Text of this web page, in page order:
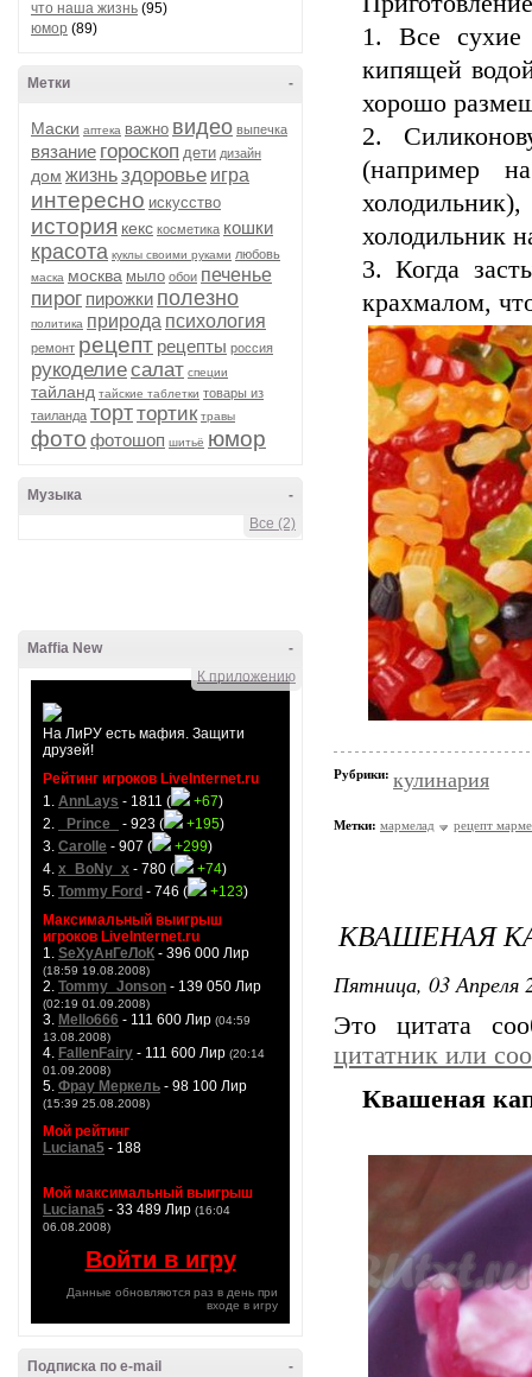
что наша жизнь (95)
юмор (89)
-
Метки
Маски аптека важно видео выпечка
вязание гороскоп дети дизайн
дом жизньздоровье игра
интересно искусство
история кекс косметика кошки
красота куклы своими руками любовь
маска москва мыло обои печенье
пирог пирожки полезно
политика природа психология
ремонт рецепт рецепты россия
рукоделиесалат специи
тайланд тайские таблетки товары из
таиланда торттортик травы
фото фотошоп шитьё юмор
-
Музыка
Все (2)
-
Maffia New
К приложению
На ЛиРУ есть мафия. Защити
друзей!
Рейтинг игроков LiveInternet.ru
1. AnnLays - 1811 ( +67)
2.
_Prince_ - 923 ( +195)
3. Carolle - 907 ( +299)
4. x_BoNy_x - 780 ( +74)
5. Tommy Ford - 746 ( +123)
Максимальный выигрыш
игроков LiveInternet.ru
1. SeXyАнГеЛоК - 396 000 Лир
(18:59 19.08.2008)
2. Tommy_Jonson - 139 050 Лир
(02:19 01.09.2008)
3. Mello666 - 111 600 Лир (04:59
13.08.2008)
4. FallenFairy - 111 600 Лир (20:14
01.09.2008)
5. Фрау Меркель - 98 100 Лир
(15:39 25.08.2008)
Мой рейтинг
Luciana5 - 188
Мой максимальный выигрыш
Luciana5 - 33 489 Лир (16:04
06.08.2008)
Войти в игру
Данные обновляются раз в день при
входе в игру
-
Подписка по e-mail
1. Все
кипящей
хорошо
2.
(например
холодильник
3. Когда
крахмалом,
Рубрики: кулинария
Метки: мармелад рецепт
КВАШЕНАЯ
Пятница, 03 Апреля
Это цитата
цитатник или
Квашеная